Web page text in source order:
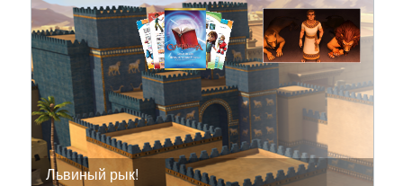
Львиный рык!